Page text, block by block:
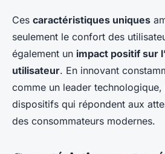
Ces caractéristiques uniques
seulement le confort des
également un impact positif sur
utilisateur. En innovant
comme un leader
dispositifs qui répondent aux
des consommateurs modernes.